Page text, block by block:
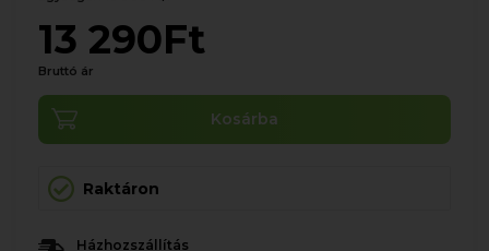
13 290Ft
Bruttó ár
Kosárba
Raktáron
Házhozszállítás